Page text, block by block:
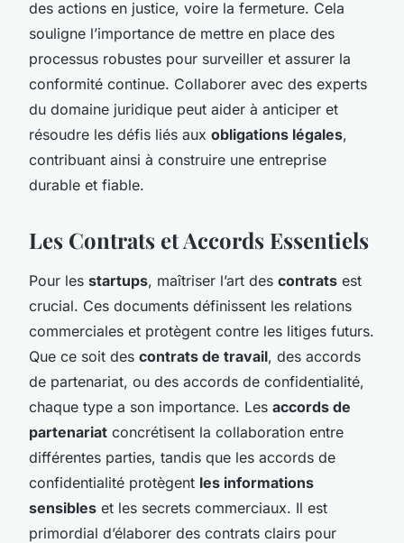
des actions en justice, voire la fermeture. Cela
souligne l’importance de mettre en place des
processus robustes pour surveiller et assurer la
conformité continue. Collaborer avec des experts
du domaine juridique peut aider à anticiper et
résoudre les défis liés aux obligations légales,
contribuant ainsi à construire une entreprise
durable et fiable.
Les Contrats et Accords Essentiels
Pour les startups, maîtriser l’art des contrats est
crucial. Ces documents définissent les relations
commerciales et protègent contre les litiges futurs.
Que ce soit des contrats de travail, des accords
de partenariat, ou des accords de confidentialité,
chaque type a son importance. Les accords de
partenariat concrétisent la collaboration entre
différentes parties, tandis que les accords de
confidentialité protègent les informations
sensibles et les secrets commerciaux. Il est
primordial d’élaborer des contrats clairs pour